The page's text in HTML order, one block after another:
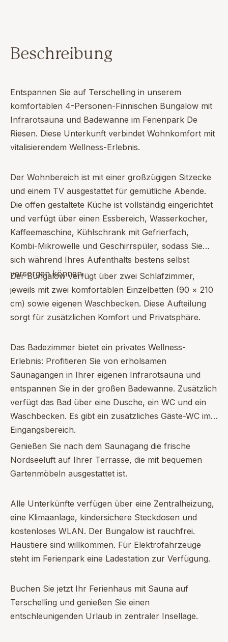
Beschreibung
Entspannen Sie auf Terschelling in unserem
komfortablen 4-Personen-Finnischen Bungalow mit
Infrarotsauna und Badewanne im Ferienpark De
Riesen. Diese Unterkunft verbindet Wohnkomfort mit
vitalisierendem Wellness-Erlebnis.
Der Wohnbereich ist mit einer großzügigen Sitzecke
und einem TV ausgestattet für gemütliche Abende.
Die offen gestaltete Küche ist vollständig eingerichtet
und verfügt über einen Essbereich, Wasserkocher,
Kaffeemaschine, Kühlschrank mit Gefrierfach,
Kombi-Mikrowelle und Geschirrspüler, sodass Sie
sich während Ihres Aufenthalts bestens selbst
versorgen können.
Der Bungalow verfügt über zwei Schlafzimmer,
jeweils mit zwei komfortablen Einzelbetten (90 × 210
cm) sowie eigenen Waschbecken. Diese Aufteilung
sorgt für zusätzlichen Komfort und Privatsphäre.
Das Badezimmer bietet ein privates Wellness-
Erlebnis: Profitieren Sie von erholsamen
Saunagängen in Ihrer eigenen Infrarotsauna und
entspannen Sie in der großen Badewanne. Zusätzlich
verfügt das Bad über eine Dusche, ein WC und ein
Waschbecken. Es gibt ein zusätzliches Gäste-WC im
Eingangsbereich.
Genießen Sie nach dem Saunagang die frische
Nordseeluft auf Ihrer Terrasse, die mit bequemen
Gartenmöbeln ausgestattet ist.
Alle Unterkünfte verfügen über eine Zentralheizung,
eine Klimaanlage, kindersichere Steckdosen und
kostenloses WLAN. Der Bungalow ist rauchfrei.
Haustiere sind willkommen. Für Elektrofahrzeuge
steht im Ferienpark eine Ladestation zur Verfügung.
Buchen Sie jetzt Ihr Ferienhaus mit Sauna auf
Terschelling und genießen Sie einen
entschleunigenden Urlaub in zentraler Insellage.